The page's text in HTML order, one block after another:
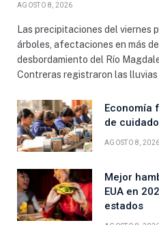
AGOSTO 8, 2026
Las precipitaciones del viernes
árboles, afectaciones en más
desbordamiento del Río
Contreras registraron las lluvias
Economía
de
AGOSTO 8, 2026
Mejor
EUA en
estados